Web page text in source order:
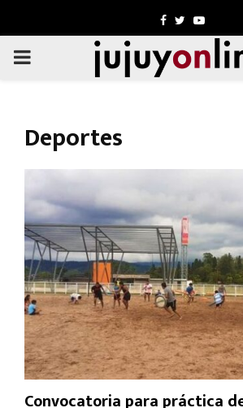
Facebook
TwitterYoutube
PRIMARY
Deportes
Convocatoria para práctica